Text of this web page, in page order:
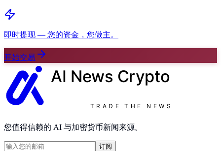
即时提现 — 您的资金，您做主。
开始交易
AI News Crypto
TRADE THE NEWS
您值得信赖的 AI 与加密货币新闻来源。
订阅